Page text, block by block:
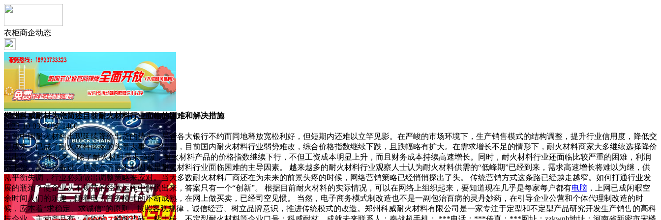
衣柜商企动态
郑州科威耐材为您简述目前耐火材料行业面临的困难和解决措施
2023-10-03 浏览:1400
目前中国耐火材料出现延续降价出货的势头。尽管各大银行不约而同地释放宽松利好，但短期内还难以立竿见影。在严峻的市场环境下，生产销售模式的结构调整，提升行业信用度，降低交
易成本，已成了耐火材料商家的头等大事，据监测，目前国内耐火材料行业弱势难改，综合价格指数继续下跌，且跌幅略有扩大。在需求增长不足的情形下，耐火材料商家大多继续选择降价
以出货。 近年以来，除了耐火材料需求趋缓，耐火材料产品的价格指数继续下行，不但工资成本明显上升，而且财务成本持续高速增长。同时，耐火材料行业还面临比较严重的困难，利润
率下滑、高端装备进口居高不下等不利因素是耐火材料行业面临困难的主导因素。 越来越多的耐火材料行业观察人士认为耐火材料供需的“低峰期”已经到来，需求高速增长将难以为继，供
需平衡失调，行业必须做出调整策略来应对。当大多数耐火材料厂商还在为未来的前景头疼的时候，网络营销策略已经悄悄探出了头。 传统营销方式这条路已经越走越窄。如何打通行业发
展的瓶颈？使企业从不规范的经营运作中解脱出来，答案只有一个“创新”。 根据目前耐火材料的实际情况，可以在网络上组织起来，要知道现在几乎是每家每户都有电脑 ，上网已成闲暇空
余时间人们的乐趣，随着电子商务模式的不断成熟，在网上做买卖，已经司空见惯。 当然，电子商务模式制改造也不是一副包治百病的灵丹妙药，在引导企业公营和个体代理制改造的时
候，应本着“求稳定、求诚信”的原则，按照客观规律，诚信经营、树立品牌意识，推进传统模式的改造。郑州科威耐火材料有限公司是一家专注于定型和不定型产品研究开发生产销售的高科